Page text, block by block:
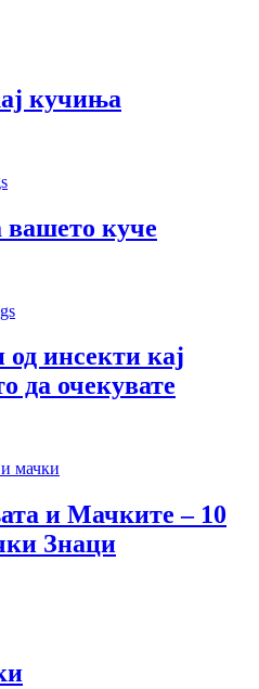
кучиња
вашето куче
инсекти кај
да очекувате
и Мачките – 10
Знаци